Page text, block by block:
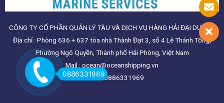
CÔNG TY CỔ PHẦN QUẢN LÝ TÀU VÀ DỊCH VỤ HÀNG HẢI ĐẠI DƯƠNG
Địa chỉ : Phòng 636 + 637 tòa nhà Thành Đạt 3, số 4 Lê Thánh Tông,
Phường Ngô Quyền, Thành phố Hải Phòng, Việt Nam
Mail : ocean@oceanshipping.vn
Hotline: 0886331969
0886331969